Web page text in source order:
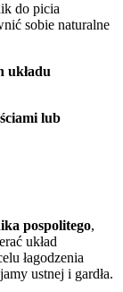
do picia
sobie naturalne
układu
lub
pospolitego,
układ
łagodzenia
ustnej i gardła.